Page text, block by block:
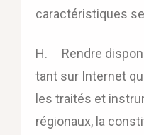
caractéristiques
H. Rendre
tant sur Internet
les traités et
régionaux, la